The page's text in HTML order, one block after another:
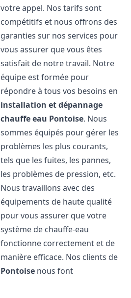
votre appel. Nos tarifs sont
compétitifs et nous offrons des
garanties sur nos services pour
vous assurer que vous êtes
satisfait de notre travail. Notre
équipe est formée pour
répondre à tous vos besoins en
installation et dépannage
chauffe eau Pontoise. Nous
sommes équipés pour gérer les
problèmes les plus courants,
tels que les fuites, les pannes,
les problèmes de pression, etc.
Nous travaillons avec des
équipements de haute qualité
pour vous assurer que votre
système de chauffe-eau
fonctionne correctement et de
manière efficace. Nos clients de
Pontoise nous font